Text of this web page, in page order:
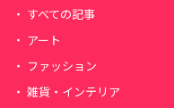
すべての記事
アート
ファッション
雑貨・インテリア